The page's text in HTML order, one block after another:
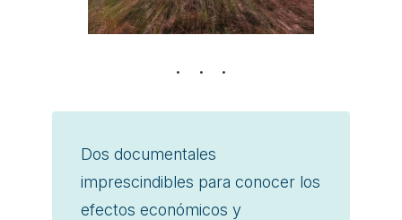
Dos documentales
imprescindibles para conocer los
efectos económicos y